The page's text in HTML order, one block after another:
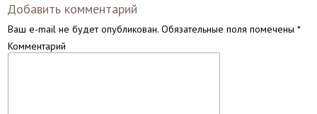
Добавить комментарий
Ваш e-mail не будет опубликован.Обязательные поля помечены *
Комментарий